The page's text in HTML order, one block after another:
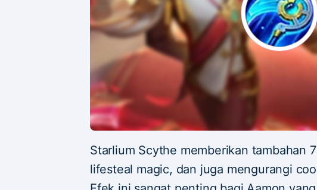
Starlium Scythe memberikan tambahan
lifesteal magic, dan juga mengurangi